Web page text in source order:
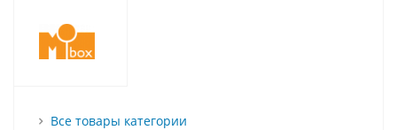
Все товары категории